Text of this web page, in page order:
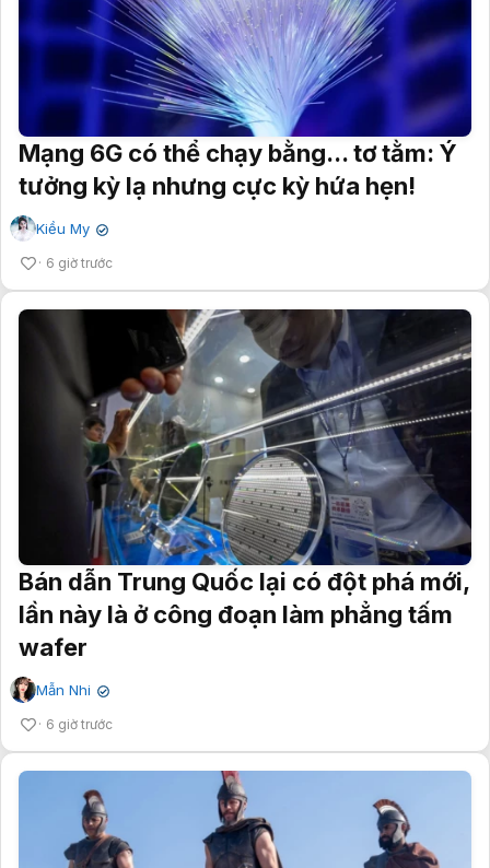
Mạng 6G có thể chạy bằng... tơ tằm: Ý
tưởng kỳ lạ nhưng cực kỳ hứa hẹn!
Kiều My ✔
6 giờ trước
Bán dẫn Trung Quốc lại có đột phá mới,
lần này là ở công đoạn làm phẳng tấm
wafer
Mẫn Nhi ✔
6 giờ trước